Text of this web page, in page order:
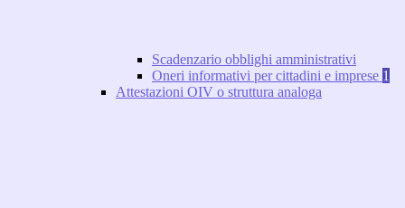
Scadenzario obblighi amministrativi
Oneri informativi per cittadini e imprese 1
Attestazioni OIV o struttura analoga